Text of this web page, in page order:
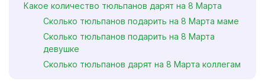
Какое количество тюльпанов дарят на 8 Марта
Сколько тюльпанов подарить на 8 Марта маме
Сколько тюльпанов подарить на 8 Марта
девушке
Сколько тюльпанов дарят на 8 Марта коллегам